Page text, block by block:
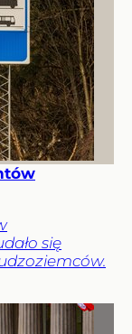
się